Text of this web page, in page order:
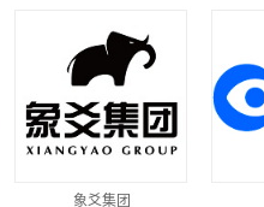
象爻集团